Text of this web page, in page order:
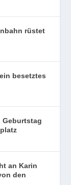
rüstet
besetztes
Geburtstag
an Karin
den